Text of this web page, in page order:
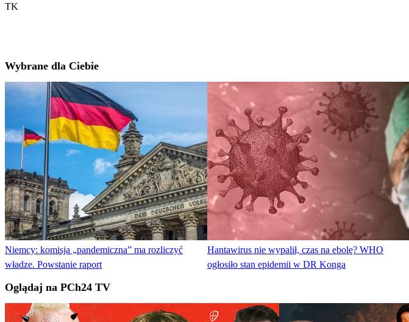
TK
Wybrane dla Ciebie
Niemcy: komisja „pandemiczna” ma rozliczyć
władze. Powstanie raport
Hantawirus nie wypalił, czas na ebolę? WHO
ogłosiło stan epidemii w DR Konga
Oglądaj na PCh24 TV